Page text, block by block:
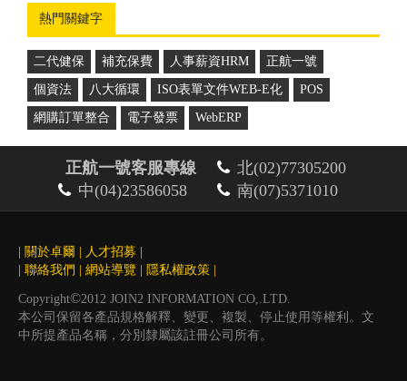
熱門關鍵字
二代健保 補充保費 人事薪資HRM 正航一號
個資法 八大循環 ISO表單文件WEB-E化 POS
網購訂單整合 電子發票 WebERP
正航一號客服專線
北(02)77305200
中(04)23586058
南(07)5371010
關於卓爾 人才招募
聯絡我們 網站導覽 隱私權政策
Copyright©2012 JOIN2 INFORMATION CO,.LTD.
本公司保留各產品規格解釋、變更、複製、停止使用等權利。文
中所提產品名稱，分別隸屬該註冊公司所有。